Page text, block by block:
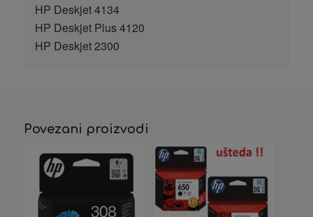
HP Deskjet 4134
HP Deskjet Plus 4120
HP Deskjet 2300
Povezani proizvodi